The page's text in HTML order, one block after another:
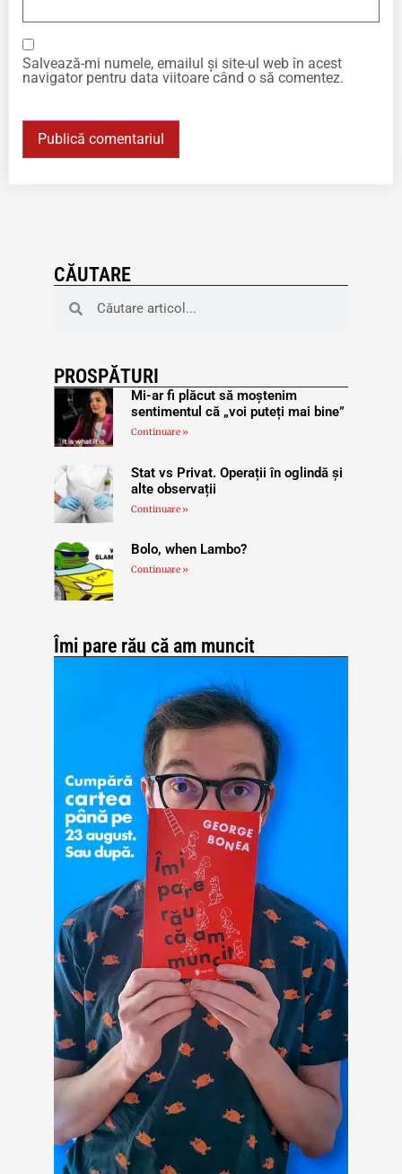
Salvează-mi numele, emailul și site-ul web în acest
navigator pentru data viitoare când o să comentez.
CĂUTARE
PROSPĂTURI
Mi-ar fi plăcut să moștenim
sentimentul că „voi puteți mai bine”
Continuare »
Stat vs Privat. Operații în oglindă și
alte observații
Continuare »
Bolo, when Lambo?
Continuare »
Îmi pare rău că am muncit